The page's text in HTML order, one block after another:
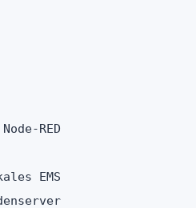
RED
EMS